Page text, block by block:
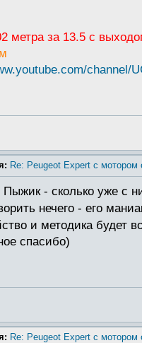
метра за 13.5 с
channel/
Re: Peugeot Expert с мотором
- сколько уже с
нечего - его
и методика будет
спасибо)
Re: Peugeot Expert с мотором